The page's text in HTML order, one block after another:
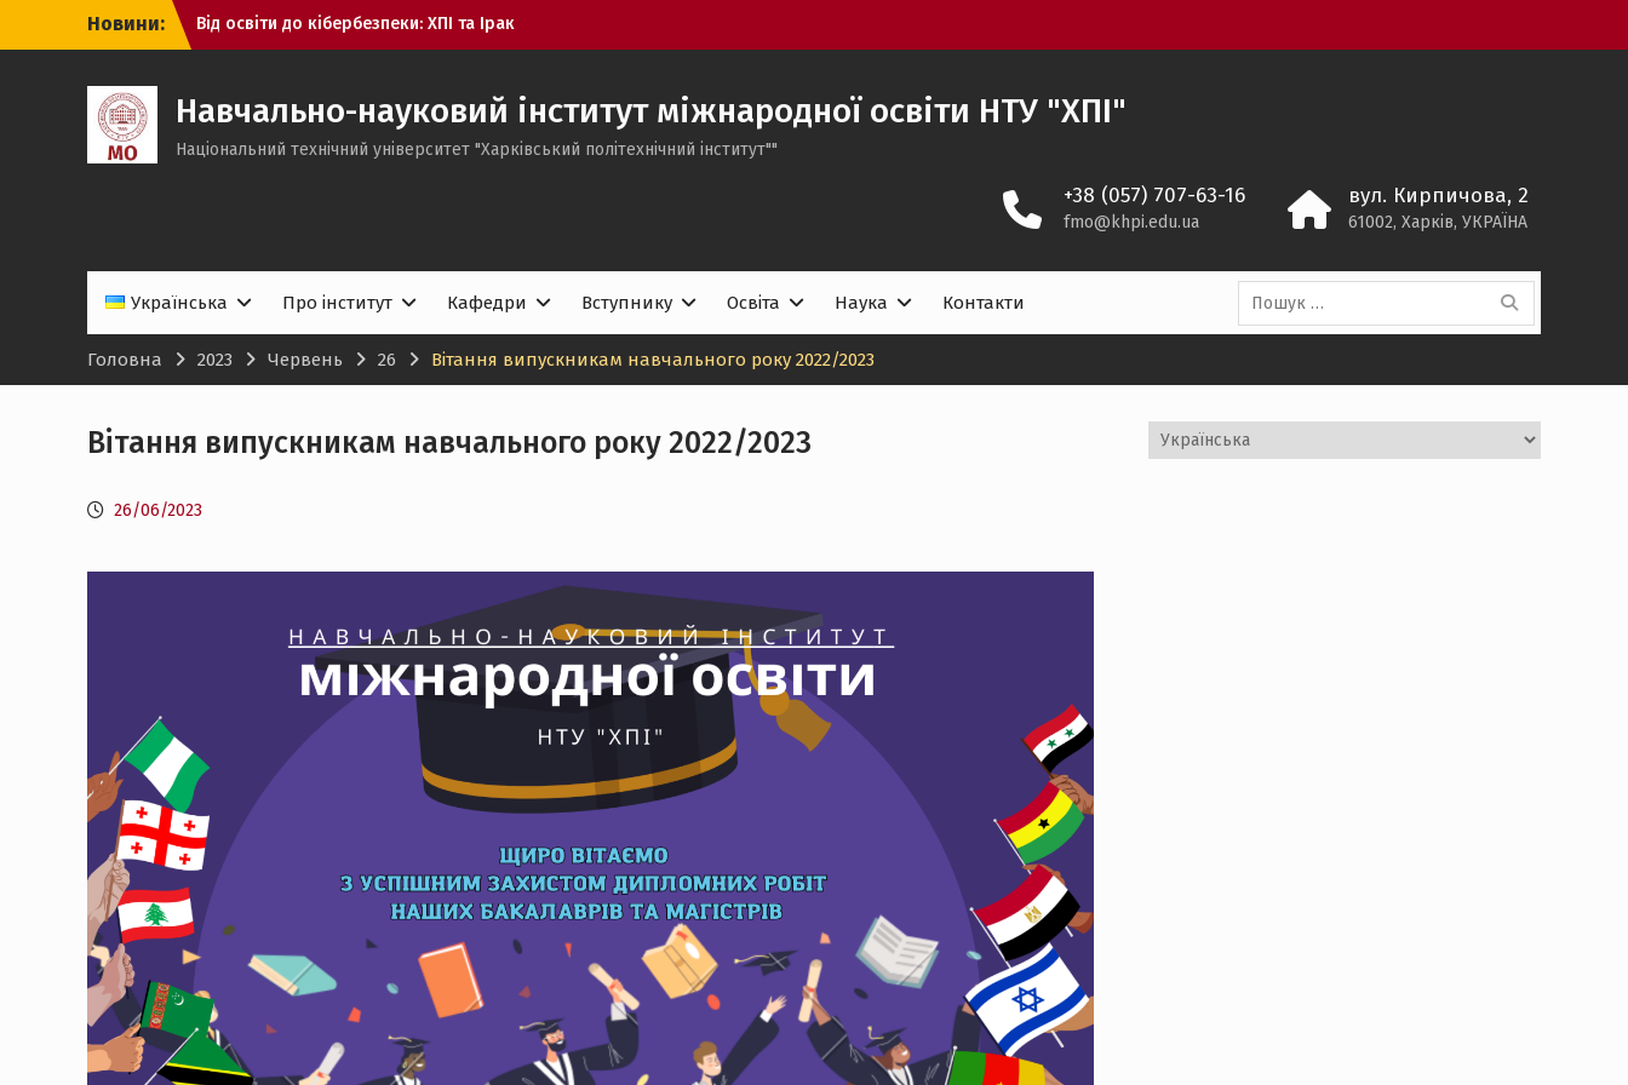
Новини:
Від освіти до кібербезпеки: ХПІ та Ірак
обговорили нові напрями співпраці
філософію: успішний захист у НТУ
«ХПІ»
ХПІ — №1 в Україні за інженерно-
Навчально-науковий інститут міжнародної освіти НТУ "ХПІ"
Національний технічний університет "Харківський політехнічний інститут""
+38 (057) 707-63-16
fmo@khpi.edu.ua
вул. Кирпичова, 2
61002, Харків, УКРАЇНА
Українська Про інститут Кафедри Вступнику Освіта Наука Контакти
Пошук:
Головна 2023 Червень 26 Вітання випускникам навчального року 2022/2023
Вітання випускникам навчального року 2022/2023
26/06/2023
Вибрати
мову